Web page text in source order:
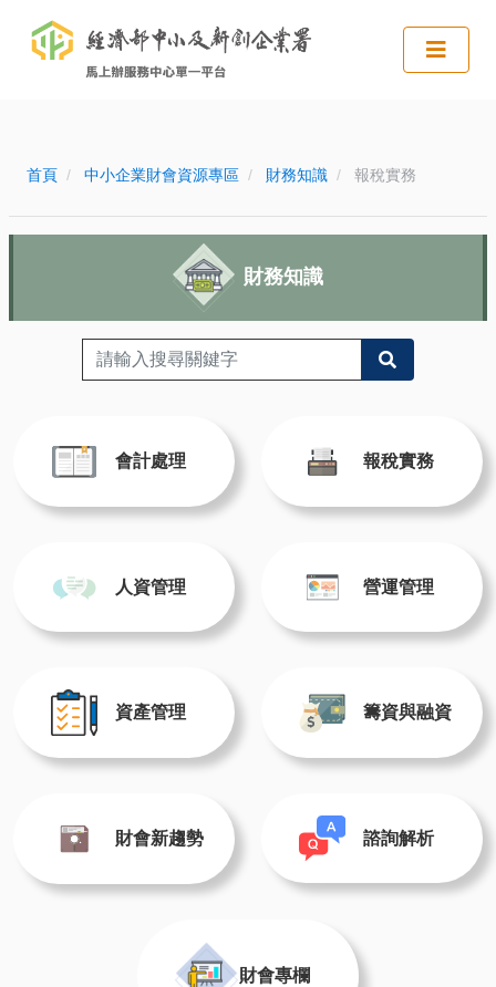
首頁 中小企業財會資源專區 財務知識 報稅實務
財務知識
會計處理 報稅實務
人資管理 營運管理
資產管理 籌資與融資
財會新趨勢 諮詢解析
財會專欄